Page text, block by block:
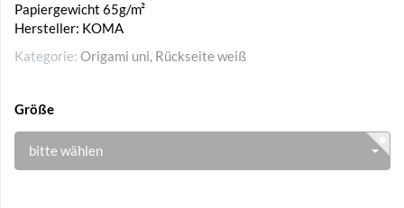
Papiergewicht 65g/m²
Hersteller: KOMA
Kategorie: Origami uni, Rückseite weiß
Größe
bitte wählen